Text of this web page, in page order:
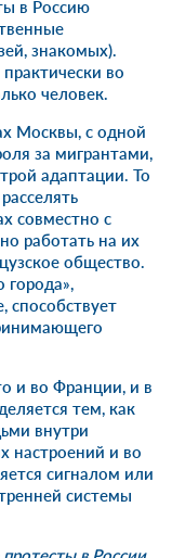
в Россию
знакомых).
во
человек.
Москвы, с одной
за мигрантами,
адаптации. То
совместно с
работать на их
общество.
города»,
способствует
и во Франции, и в
тем, как
внутри
настроений и во
сигналом или
системы